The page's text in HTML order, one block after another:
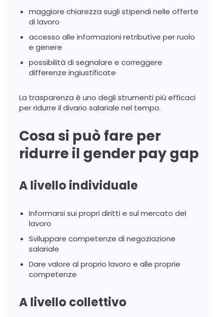
maggiore chiarezza sugli stipendi nelle offerte
di lavoro
accesso alle informazioni retributive per ruolo
e genere
possibilità di segnalare e correggere
differenze ingiustificate
La trasparenza è uno degli strumenti più efficaci
per ridurre il divario salariale nel tempo.
Cosa si può fare per
ridurre il gender pay gap
A livello individuale
Informarsi sui propri diritti e sul mercato del
lavoro
Sviluppare competenze di negoziazione
salariale
Dare valore al proprio lavoro e alle proprie
competenze
A livello collettivo